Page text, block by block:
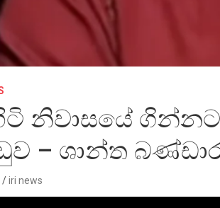
නිවාසයේ
– ශාන්ත
iri news